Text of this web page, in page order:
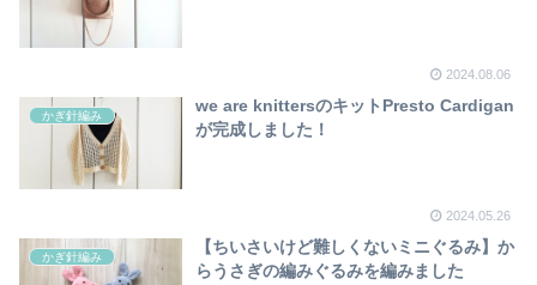
2024.08.06
かぎ針編み
we are knittersのキットPresto Cardigan
が完成しました！
2024.05.26
かぎ針編み
【ちいさいけど難しくないミニぐるみ】か
らうさぎの編みぐるみを編みました